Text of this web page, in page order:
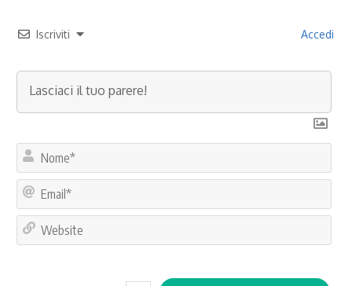
Iscriviti Accedi